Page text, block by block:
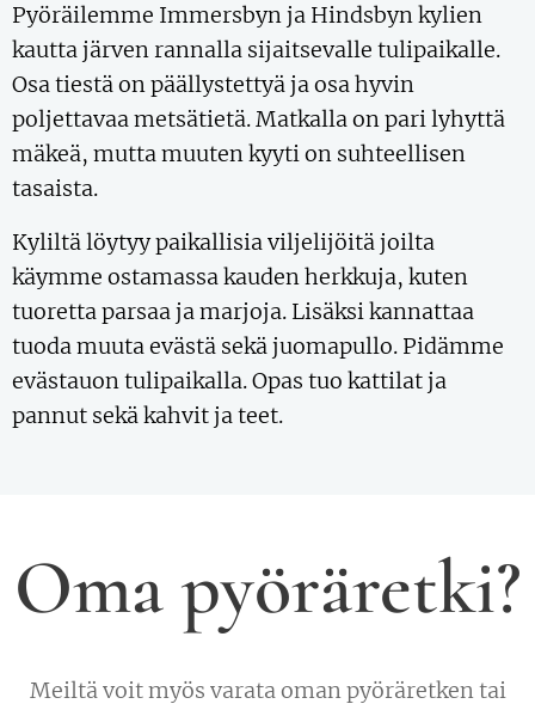
Pyöräilemme Immersbyn ja Hindsbyn kylien
kautta järven rannalla sijaitsevalle tulipaikalle.
Osa tiestä on päällystettyä ja osa hyvin
poljettavaa metsätietä. Matkalla on pari lyhyttä
mäkeä, mutta muuten kyyti on suhteellisen
tasaista.
Kyliltä löytyy paikallisia viljelijöitä joilta
käymme ostamassa kauden herkkuja, kuten
tuoretta parsaa ja marjoja. Lisäksi kannattaa
tuoda muuta evästä sekä juomapullo. Pidämme
evästauon tulipaikalla. Opas tuo kattilat ja
pannut sekä kahvit ja teet.
Oma pyöräretki?
Meiltä voit myös varata oman pyöräretken tai